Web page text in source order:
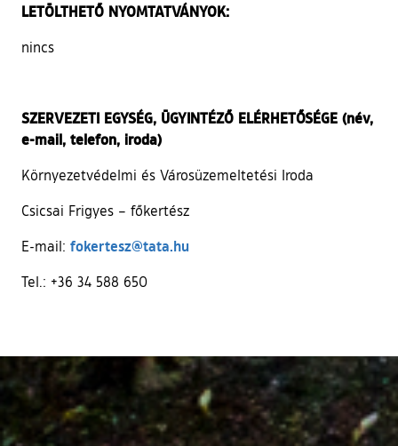
LETÖLTHETŐ NYOMTATVÁNYOK:
nincs
SZERVEZETI EGYSÉG, ÜGYINTÉZŐ ELÉRHETŐSÉGE (név,
e-mail, telefon, iroda)
Környezetvédelmi és Városüzemeltetési Iroda
Csicsai Frigyes – főkertész
E-mail: fokertesz@tata.hu
Tel.: +36 34 588 650